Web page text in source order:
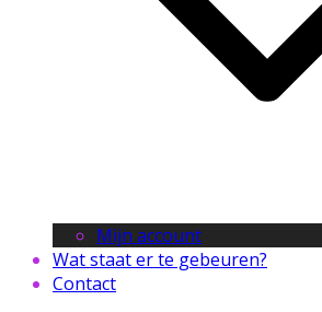
Mijn account
Wat staat er te gebeuren?
Contact